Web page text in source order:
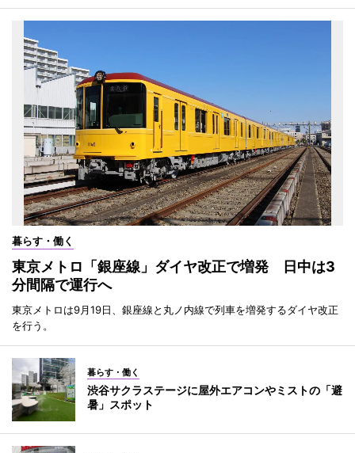
暮らす・働く
東京メトロ「銀座線」ダイヤ改正で増発 日中は3
分間隔で運行へ
東京メトロは9月19日、銀座線と丸ノ内線で列車を増発するダイヤ改正
を行う。
暮らす・働く
渋谷サクラステージに屋外エアコンやミストの「避
暑」スポット